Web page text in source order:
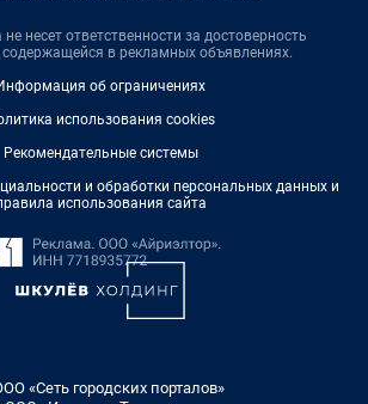
несет ответственности за достоверность
в рекламных объявлениях.
об ограничениях
использования cookies
Рекомендательные системы
и обработки персональных данных и
использования сайта
«Сеть городских порталов»